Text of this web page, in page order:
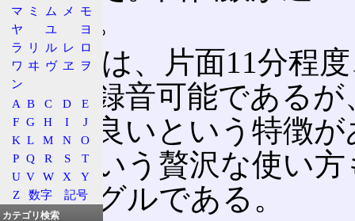
だった。
計算上は、片面11分程
度まで録音可能である
が音が良いという特徴
れるという贅沢な使い
チシングルである。
マ ミ ム メ
モ
ヤ
ユ
ヨ
ラ
リ ル レ ロ
ワ ヰ ヴ ヱ
ヲ
ン
A B C D
E
F G H I
J
K L M N
O
P Q R S
T
U V W X
Y
Z
数字 記号
カテゴリ検索